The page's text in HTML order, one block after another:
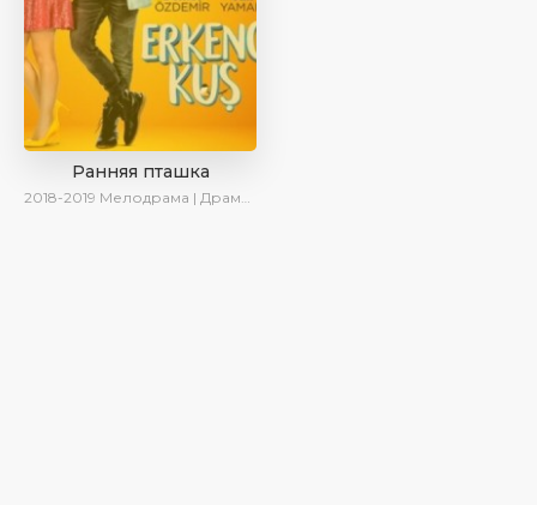
Ранняя пташка
2018-2019 Мелодрама | Драма | Комедия | SesDizi | Ирина Котова